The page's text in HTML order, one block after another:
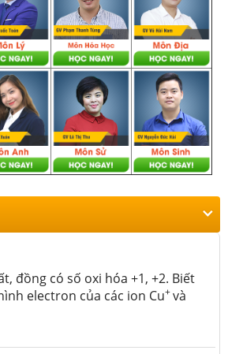
đồng có số oxi hóa +1, +2. Biết
electron của các ion Cu+và